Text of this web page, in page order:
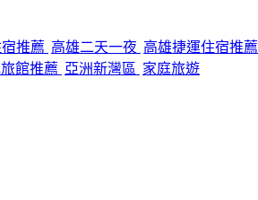
推薦 高雄二天一夜 高雄捷運住宿推薦
館推薦 亞洲新灣區 家庭旅遊